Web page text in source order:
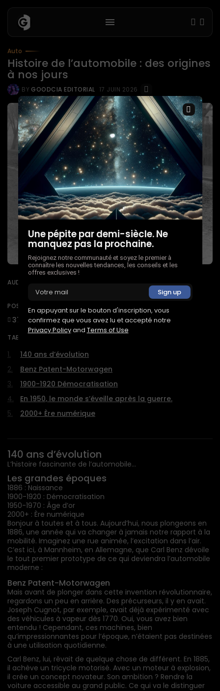
Auto
Histoire de l’automobile : des origines
à nos jours
BY GOODCIA EDITORIAL 17 JUIN 2026
140 ans d’évolution
L’histoire fascinante de l’automobile…
Les grandes époques
1886 : Naissance
1900-1920 : Démocratisation
1950-1970 : Âge d’or
2000+ : Ère numérique
Bonjour à toutes et à tous. Aujourd’hui, nous plongeons en
1886, une année qui va changer à jamais notre rapport à la
mobilité. Imaginez une rue animée, l’excitation dans l’air.
C’est ici, à Mannheim, en Allemagne, que Carl Benz dévoile
le tout premier prototype de ce qui deviendra l’automobile
moderne :
Benz Patent-Motorwagen
Mais avant de plonger dans cette invention révolutionnaire,
regardons un peu en arrière. Des précurseurs, il y en avait.
Joseph Cugnot, par exemple, avait déjà expérimenté avec
des véhicules à vapeur dès 1770. Oui, vous avez bien
entendu ! Cependant, ces machines, bien
qu’impressionnantes pour l’époque, n’étaient pas destinées
à une utilisation quotidienne.
Carl Benz, lui, rêvait de quelque chose de différent. En 1885,
il achève un tricycle motorisé. Avec un moteur à explosion,
il crée un concept novateur. Son ambition ? Rendre la
voiture accessible au grand public. Ce qui va le distinguer
AUDIO POST
POST ACTIVITY
373 0 0
TABLE OF CONTENTS:
140 ans d’évolution
Benz Patent-Motorwagen
1900-1920 Démocratisation
En 1950, le monde s’éveille après la guerre.
2000+ Ère numérique
Une pépite par demi-siècle. Ne
manquez pas la prochaine.
Rejoignez notre communauté et soyez le premier à
connaître les nouvelles tendances, les conseils et les
offres exclusives !
En appuyant sur le bouton d'inscription, vous
confirmez que vous avez lu et accepté notre
Privacy Policyand Terms of Use
×